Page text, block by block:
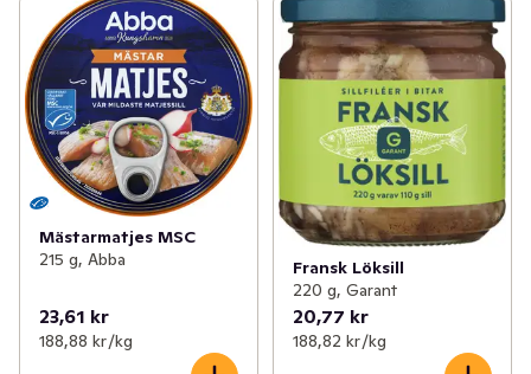
Mästarmatjes MSC
215 g, Abba
23,61 kr
188,88 kr /kg
Fransk Löksill
220 g, Garant
20,77 kr
188,82 kr /kg